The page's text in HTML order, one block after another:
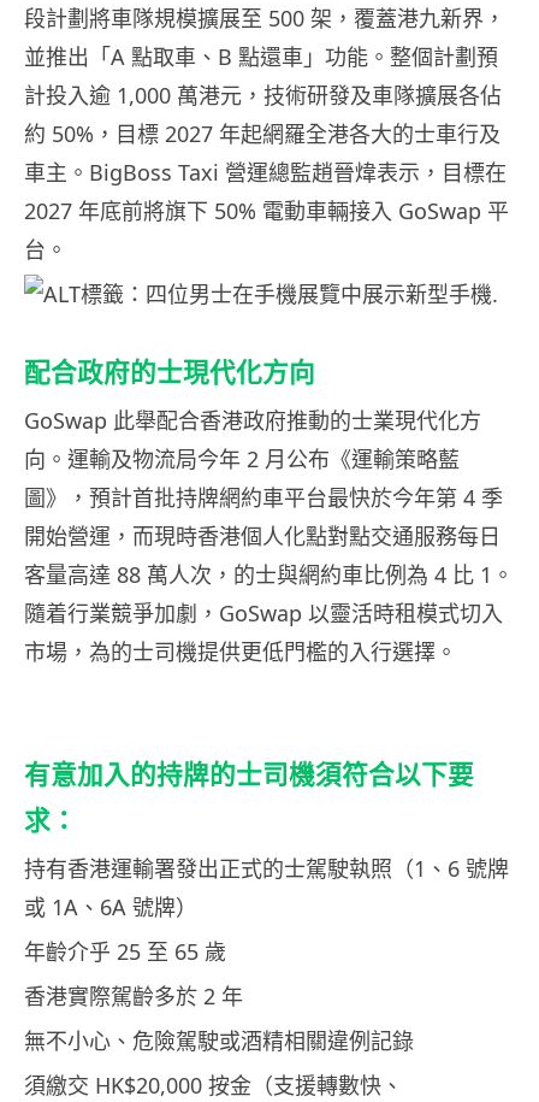
段計劃將車隊規模擴展至 500 架，覆蓋港九新界，
並推出「A 點取車、B 點還車」功能。整個計劃預
計投入逾 1,000 萬港元，技術研發及車隊擴展各佔
約 50%，目標 2027 年起網羅全港各大的士車行及
車主。BigBoss Taxi 營運總監趙晉煒表示，目標在
2027 年底前將旗下 50% 電動車輛接入 GoSwap 平
台。
配合政府的士現代化方向
GoSwap 此舉配合香港政府推動的士業現代化方
向。運輸及物流局今年 2 月公布《運輸策略藍
圖》，預計首批持牌網約車平台最快於今年第 4 季
開始營運，而現時香港個人化點對點交通服務每日
客量高達 88 萬人次，的士與網約車比例為 4 比 1。
隨着行業競爭加劇，GoSwap 以靈活時租模式切入
市場，為的士司機提供更低門檻的入行選擇。
有意加入的持牌的士司機須符合以下要
求：
持有香港運輸署發出正式的士駕駛執照（1、6 號牌
或 1A、6A 號牌）
年齡介乎 25 至 65 歲
香港實際駕齡多於 2 年
無不小心、危險駕駛或酒精相關違例記錄
須繳交 HK$20,000 按金（支援轉數快、